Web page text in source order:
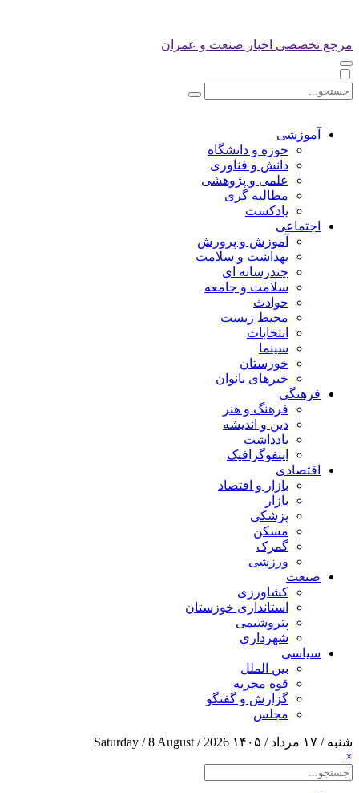
مرجع تخصصی اخبار صنعت و عمران
آموزشی
حوزه و دانشگاه
دانش و فناوری
علمی و پژوهشی
مطالبه گری
پادکست
اجتماعی
آموزش و پرورش
بهداشت و سلامت
چندرسانه ای
سلامت و جامعه
حوادث
محیط زیست
انتخابات
سینما
خوزستان
خبرهای بانوان
فرهنگی
فرهنگ و هنر
دین و اندیشه
یادداشت
اینفوگرافیک
اقتصادی
بازار و اقتصاد
بازار
پزشکی
مسکن
گمرک
ورزشی
صنعت
کشاورزی
استانداری خوزستان
پتروشیمی
شهرداری
سیاسی
بین الملل
قوه مجریه
گزارش و گفتگو
مجلس
شنبه / ۱۷ مرداد / ۱۴۰۵
Saturday / 8 August / 2026
×